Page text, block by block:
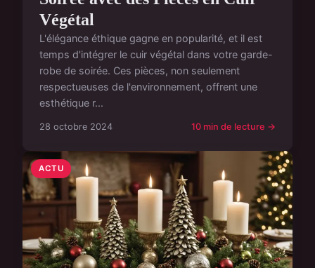
Végétal
L'élégance éthique gagne en popularité, et il est
temps d'intégrer le cuir végétal dans votre garde-
robe de soirée. Ces pièces, non seulement
respectueuses de l'environnement, offrent une
esthétique r...
28 octobre 2024 10 min de lecture →
ACTU